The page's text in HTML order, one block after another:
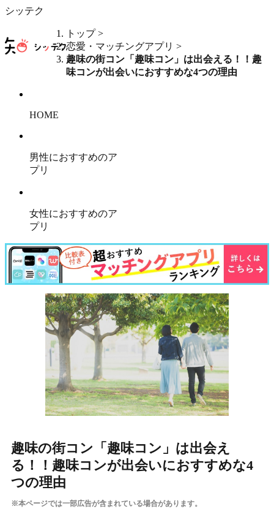
シッテク
トップ>
恋愛・マッチングアプリ >
趣味の街コン「趣味コン」は出会える！！趣
味コンが出会いにおすすめな4つの理由
HOME
男性におすすめのア
プリ
女性におすすめのア
プリ
趣味の街コン「趣味コン」は出会え
る！！趣味コンが出会いにおすすめな4
つの理由
※本ページでは一部広告が含まれている場合があります。